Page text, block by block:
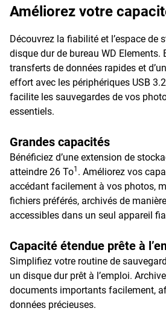
Améliorez votre
Découvrez la fiabilité et l’espace de
disque dur de bureau WD Elements.
transferts de données rapides et
effort avec les périphériques USB
facilite les sauvegardes de vos
essentiels.
Grandes capacités
Bénéficiez d’une extension de
atteindre 26 To1 . Améliorez vos
accédant facilement à vos photos,
fichiers préférés, archivés de
accessibles dans un seul appareil
Capacité étendue prête à
Simplifiez votre routine de
un disque dur prêt à l’emploi.
documents importants facilement,
données précieuses.